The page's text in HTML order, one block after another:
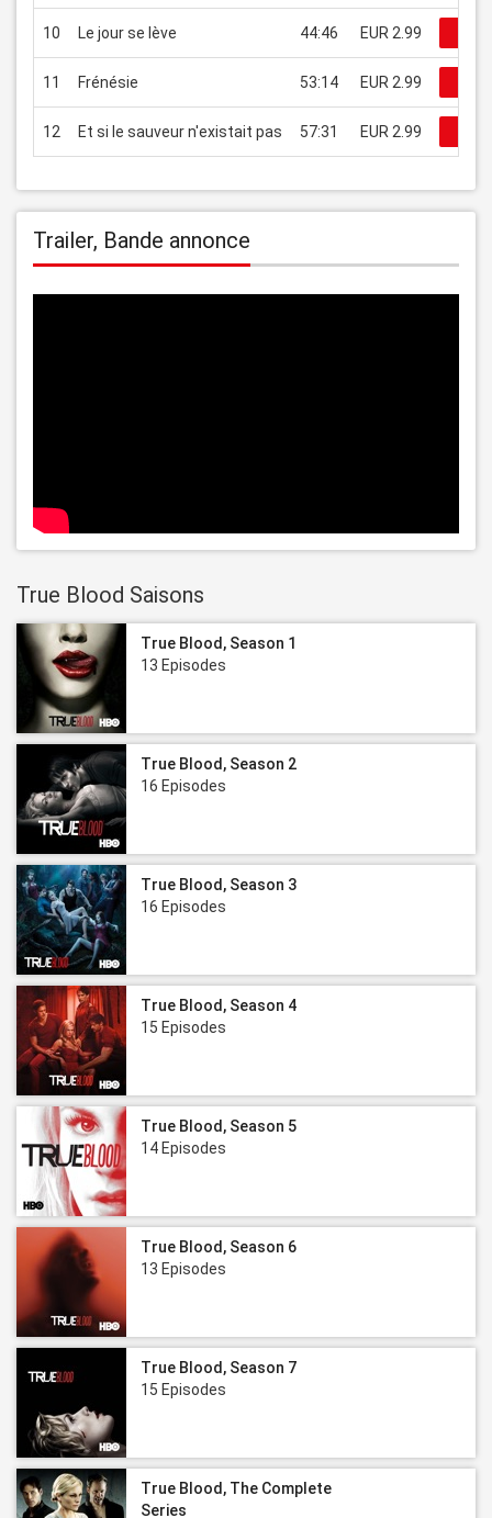
10 Le jour se lève 44:46 EUR 2.99
11 Frénésie 53:14 EUR 2.99
12 Et si le sauveur n'existait pas 57:31 EUR 2.99
Trailer, Bande annonce
True Blood Saisons
True Blood, Season 1
13 Episodes
True Blood, Season 2
16 Episodes
True Blood, Season 3
16 Episodes
True Blood, Season 4
15 Episodes
True Blood, Season 5
14 Episodes
True Blood, Season 6
13 Episodes
True Blood, Season 7
15 Episodes
True Blood, The Complete
Series